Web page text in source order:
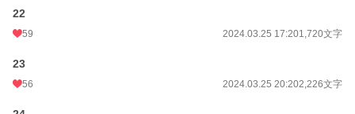
22
59 2024.03.25 17:201,720文字
23
56 2024.03.25 20:202,226文字